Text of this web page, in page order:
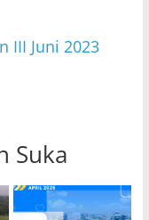
III Juni 2023
Suka